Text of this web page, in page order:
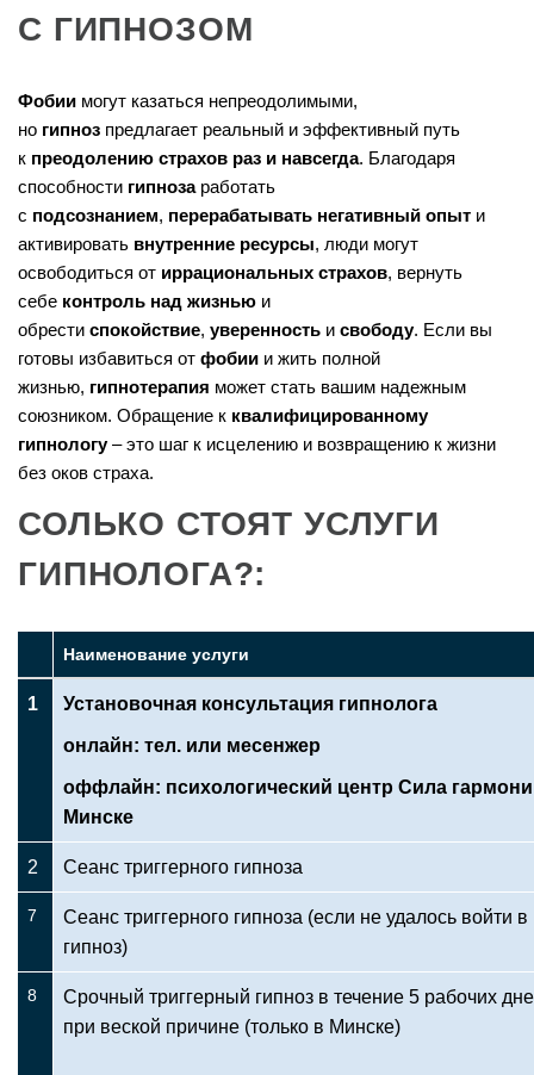
С ГИПНОЗОМ
Фобии могут казаться непреодолимыми,
но гипноз предлагает реальный и эффективный путь
к преодолению страхов раз и навсегда. Благодаря
способности гипнозаработать
с подсознанием, перерабатывать негативный опыт и
активировать внутренние ресурсы, люди могут
освободиться от иррациональных страхов, вернуть
себе контроль над жизнью и
обрести спокойствие, уверенность и свободу. Если вы
готовы избавиться от фобии и жить полной
жизнью, гипнотерапия может стать вашим надежным
союзником. Обращение к квалифицированному
гипнологу– это шаг к исцелению и возвращению к жизни
без оков страха.
СОЛЬКО СТОЯТ УСЛУГИ
ГИПНОЛОГА?:
Наименование услуги
1 Установочная консультация гипнолога
онлайн: тел. или месенжер
оффлайн: психологический центр Сила
Минске
2 Сеанс триггерного гипноза
7
Сеанс триггерного гипноза (если не удалось войти в
гипноз)
8
Срочный триггерный гипноз в течение 5 рабочих
при веской причине (только в Минске)